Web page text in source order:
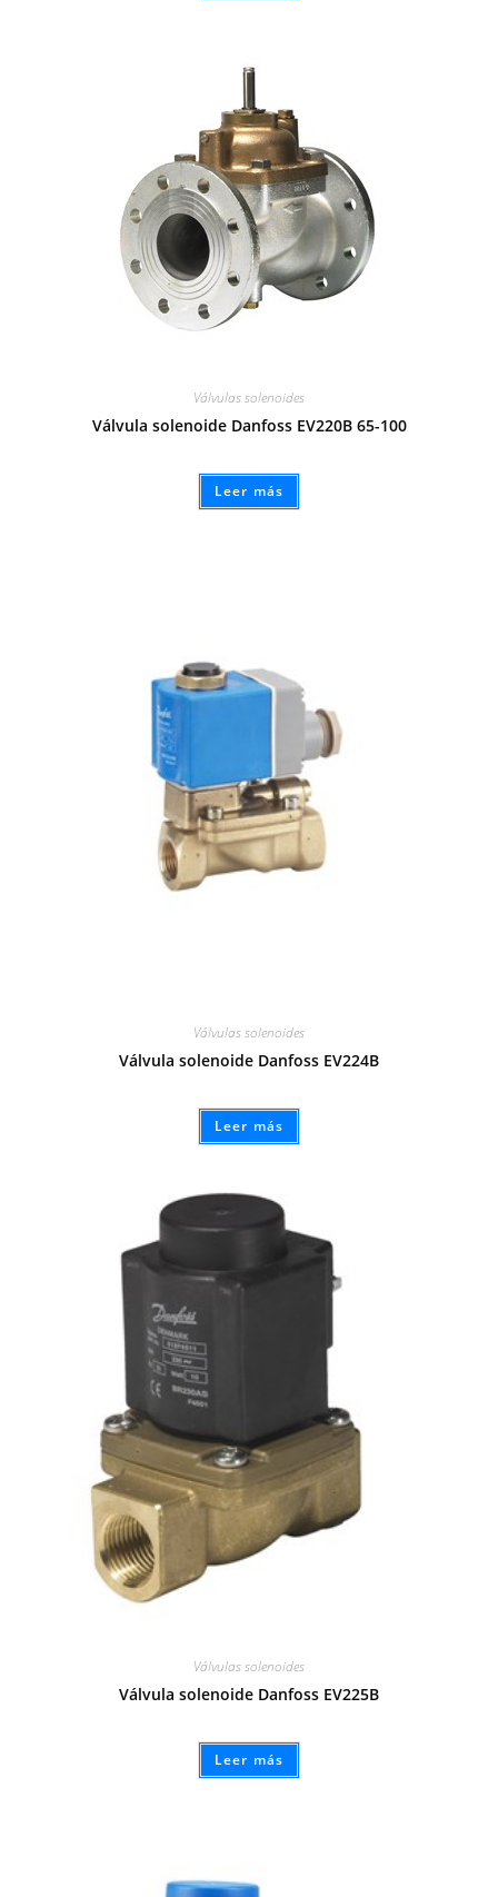
Válvulas solenoides
Válvula solenoide Danfoss EV220B 65-100
Leer más
Válvulas solenoides
Válvula solenoide Danfoss EV224B
Leer más
Válvulas solenoides
Válvula solenoide Danfoss EV225B
Leer más